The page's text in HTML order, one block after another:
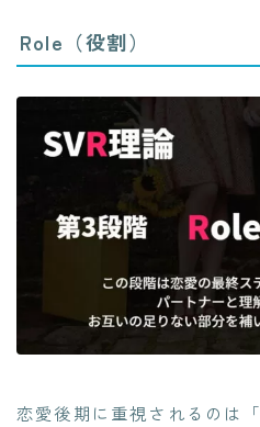
Role（役割）
恋愛後期に重視されるのは